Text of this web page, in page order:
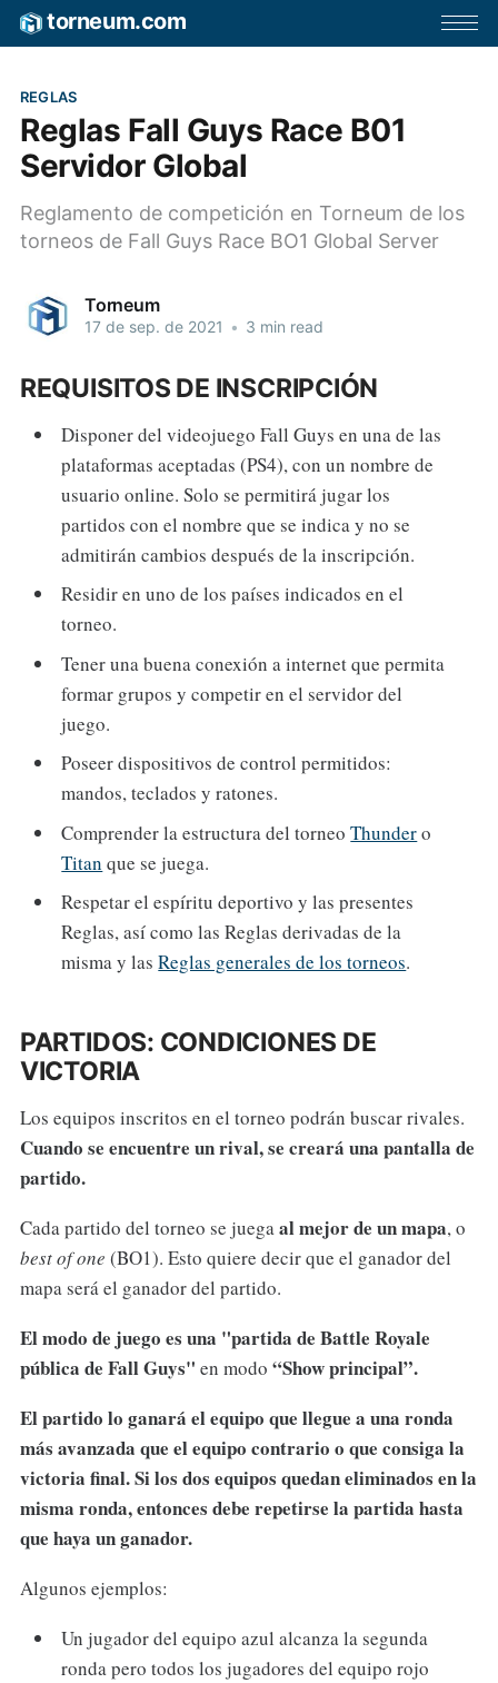
torneum.com
REGLAS
Reglas Fall Guys Race B01
Servidor Global
Reglamento de competición en Torneum de los
torneos de Fall Guys Race BO1 Global Server
Torneum
17 de sep. de 2021 • 3 min read
REQUISITOS DE INSCRIPCIÓN
Disponer del videojuego Fall Guys en una de las
plataformas aceptadas (PS4), con un nombre de
usuario online. Solo se permitirá jugar los
partidos con el nombre que se indica y no se
admitirán cambios después de la inscripción.
Residir en uno de los países indicados en el
torneo.
Tener una buena conexión a internet que permita
formar grupos y competir en el servidor del
juego.
Poseer dispositivos de control permitidos:
mandos, teclados y ratones.
Comprender la estructura del torneoThundero
Titan que se juega.
Respetar el espíritu deportivo y las presentes
Reglas, así como las Reglas derivadas de la
misma y lasReglas generales de los torneos.
PARTIDOS: CONDICIONES DE
VICTORIA
Los equipos inscritos en el torneo podrán buscar rivales.
Cuando se encuentre un rival, se creará una pantalla de
partido.
Cada partido del torneo se juegaal mejor de un mapa, o
best of one (BO1). Esto quiere decir que el ganador del
mapa será el ganador del partido.
El modo de juego es una "partida de Battle Royale
pública de Fall Guys" en modo “Show principal”.
El partido lo ganará el equipo que llegue a una ronda
más avanzada que el equipo contrario o que consiga la
victoria final. Si los dos equipos quedan eliminados en la
misma ronda, entonces debe repetirse la partida hasta
que haya un ganador.
Algunos ejemplos:
Un jugador del equipo azul alcanza la segunda
ronda pero todos los jugadores del equipo rojo